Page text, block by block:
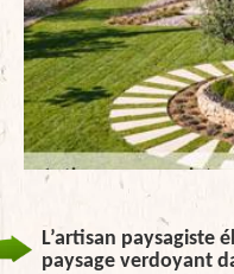
L’artisan paysagiste
paysage verdoyant